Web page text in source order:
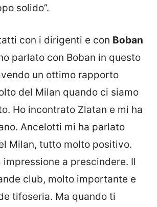
solido”.
con i dirigenti e con Boban
parlato con Boban in questo
un ottimo rapporto
del Milan quando ci siamo
Ho incontrato Zlatan e mi ha
Ancelotti mi ha parlato
Milan, tutto molto positivo.
impressione a prescindere. Il
club, molto importante e
tifoseria. Ma quando ti